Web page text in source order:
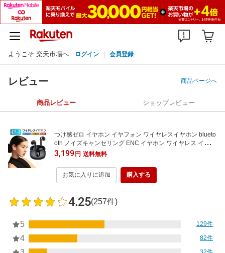
ようこそ 楽天市場へ ログイン 会員登録
レビュー 商品ページへ
商品レビュー ショップレビュー
つけ感ゼロ イヤホン イヤフォン ワイヤレスイヤホン blueto
oth ノイズキャンセリング ENC イヤホン ワイヤレス インナ
ーイヤー 瞬間接続 AACコーデック 超指向性 低遅延 高音質
左右分離型 僅か3.2 iPhone Android
3,199円 送料無料
お気に入りに追加 購入する
4.25(257件)
5 129件
4 82件